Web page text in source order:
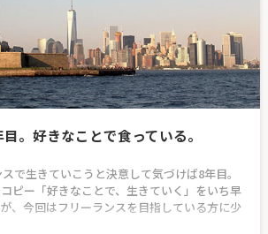
。好きなことで食っている。
で生きていこうと決意して気づけば8年目。
ピー「好きなことで、生きていく」をいち早
、今回はフリーランスを目指している方に少